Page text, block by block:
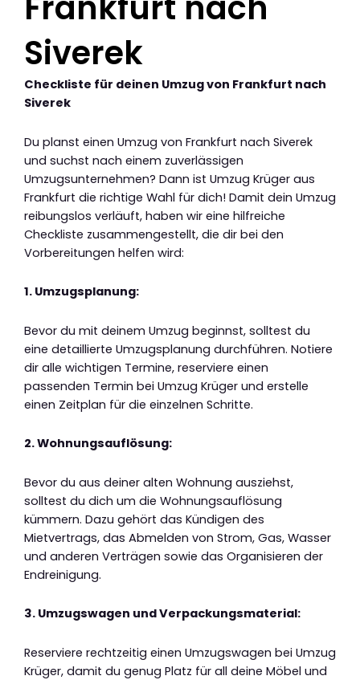
Siverek
Checkliste für deinen Umzug von Frankfurt nach
Siverek
Du planst einen Umzug von Frankfurt nach Siverek
und suchst nach einem zuverlässigen
Umzugsunternehmen? Dann ist Umzug Krüger aus
Frankfurt die richtige Wahl für dich! Damit dein Umzug
reibungslos verläuft, haben wir eine hilfreiche
Checkliste zusammengestellt, die dir bei den
Vorbereitungen helfen wird:
1. Umzugsplanung:
Bevor du mit deinem Umzug beginnst, solltest du
eine detaillierte Umzugsplanung durchführen. Notiere
dir alle wichtigen Termine, reserviere einen
passenden Termin bei Umzug Krüger und erstelle
einen Zeitplan für die einzelnen Schritte.
2. Wohnungsauflösung:
Bevor du aus deiner alten Wohnung ausziehst,
solltest du dich um die Wohnungsauflösung
kümmern. Dazu gehört das Kündigen des
Mietvertrags, das Abmelden von Strom, Gas, Wasser
und anderen Verträgen sowie das Organisieren der
Endreinigung.
3. Umzugswagen und Verpackungsmaterial:
Reserviere rechtzeitig einen Umzugswagen bei Umzug
Krüger, damit du genug Platz für all deine Möbel und